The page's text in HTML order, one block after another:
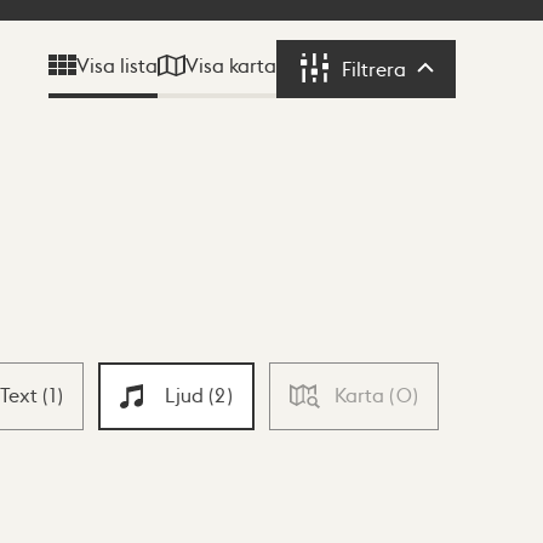
Visa lista Visa karta Filtrera Filtrera
Text (1) Ljud (2) Karta (0)